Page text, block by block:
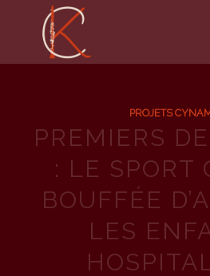
PROJETS
PREMIERS
: LE SPORT
BOUFFÉE
LES